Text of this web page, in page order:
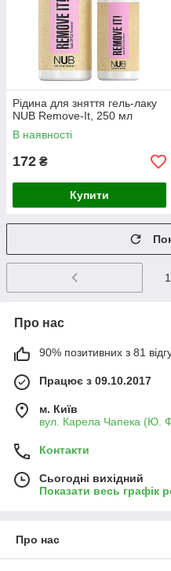
Рідина для зняття гель-лаку
NUB Remove-It, 250 мл
В наявності
172 ₴
Купити
1
Про нас
90% позитивних з 81
Працює з 09.10.2017
м. Київ
вул. Карела Чапека (Ю.
Контакти
Сьогодні вихідний
Показати весь графік
Про нас